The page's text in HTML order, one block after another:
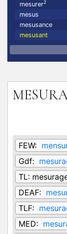
mesurer2
mesus
mesusance
mesusant
FEW:
Gdf:
TL:
DEAF:
TLF:
MED: